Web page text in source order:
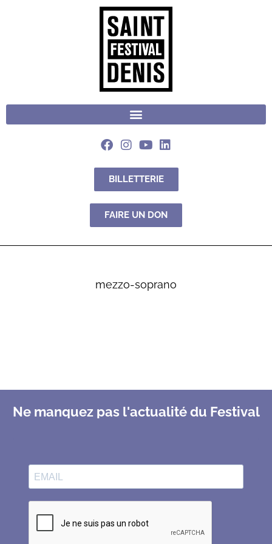
BILLETTERIE
FAIRE UN DON
mezzo-soprano
Ne manquez pas l'actualité du Festival